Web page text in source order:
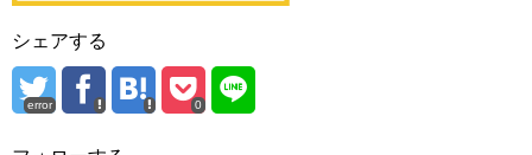
シェアする
error 0